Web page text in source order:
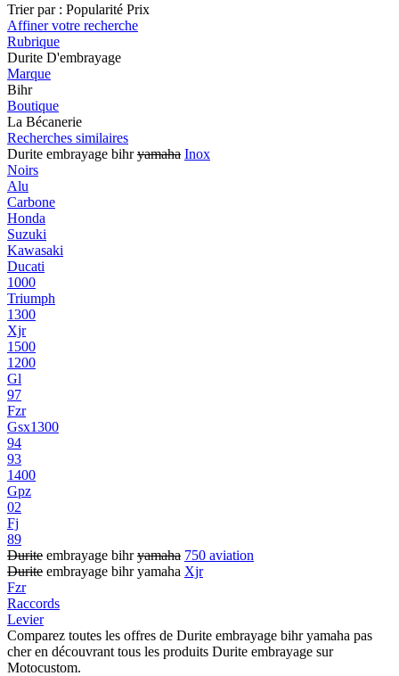
Trier par : Popularité Prix
Affiner votre recherche
Rubrique
Durite D'embrayage
Marque
Bihr
Boutique
La Bécanerie
Recherches similaires
Durite embrayage bihryamaha Inox
Noirs
Alu
Carbone
Honda
Suzuki
Kawasaki
Ducati
1000
Triumph
1300
Xjr
1500
1200
Gl
97
Fzr
Gsx1300
94
93
1400
Gpz
02
Fj
89
Durite embrayage bihryamaha 750 aviation
Durite embrayage bihr yamaha Xjr
Fzr
Raccords
Levier
Comparez toutes les offres de Durite embrayage bihr yamaha pas
cher en découvrant tous les produits Durite embrayage sur
Motocustom.